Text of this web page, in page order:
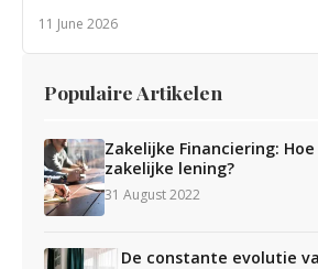
11 June 2026
Populaire Artikelen
Zakelijke Financiering:
zakelijke lening?
31 August 2022
De constante evolutie